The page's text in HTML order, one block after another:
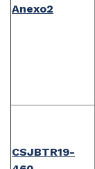
Anexo2
CSJBTR19-